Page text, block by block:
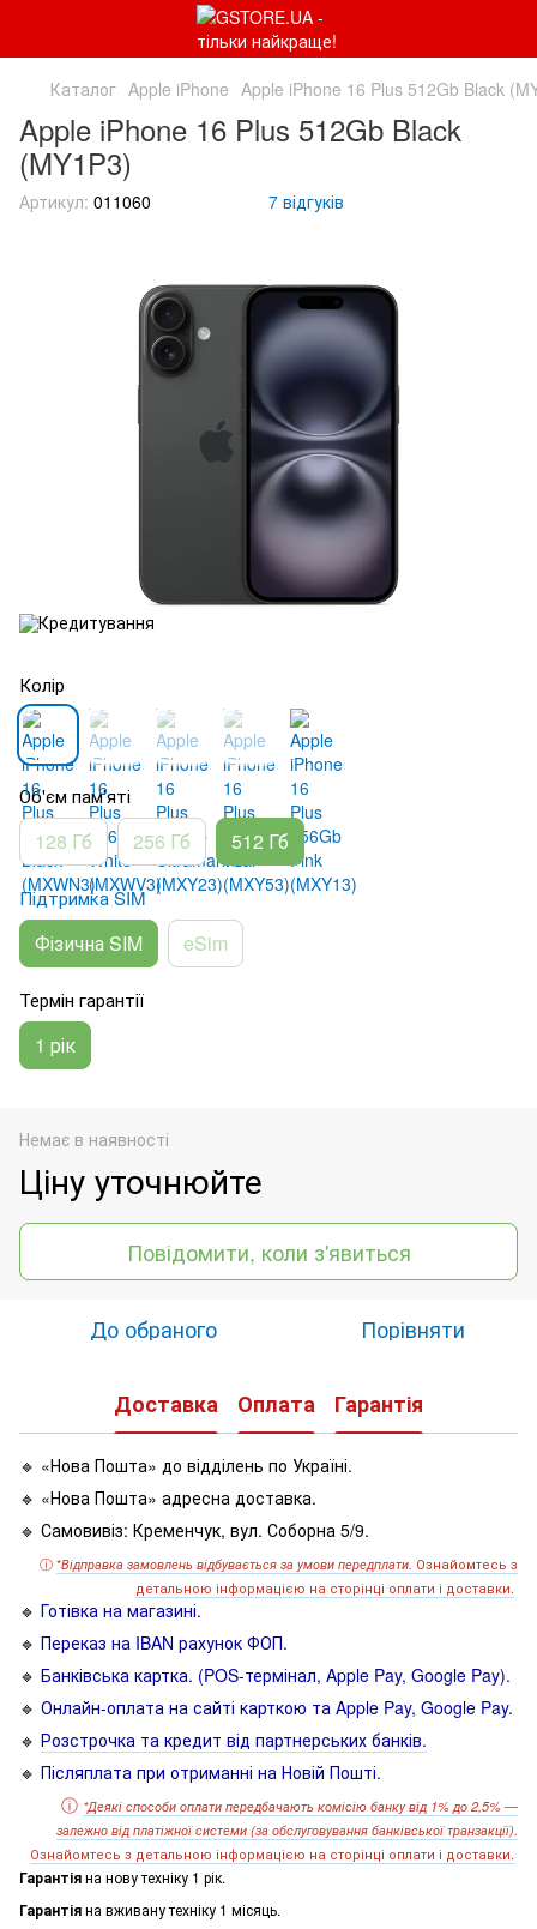
Каталог Apple iPhone Apple iPhone 16 Plus 512Gb Black
Apple iPhone 16 Plus 512Gb Black
(MY1P3)
Артикул: 011060 7 відгуків
Колір
Об'єм пам'яті
128 Гб 256 Гб 512 Гб
Підтримка SIM
Фізична SIM eSim
Термін гарантії
1 рік
Немає в наявності
Ціну уточнюйте
Повідомити, коли з'явиться
До обраного Порівняти
Доставка Оплата Гарантія
🔹 «Нова Пошта» до відділень по Україні.
🔹 «Нова Пошта» адресна доставка.
🔹 Самовивіз: Кременчук, вул. Соборна 5/9.
ⓘ*Відправка замовлень відбувається за умови передплати. Ознайомтесь з
детальною інформацією на сторінці оплати і доставки.
🔹 Готівка на магазині.
🔹 Переказ на IBAN рахунок ФОП.
🔹 Банківська картка. (POS-термінал, Apple Pay, Google Pay).
🔹 Онлайн-оплата на сайті карткою та Apple Pay, Google Pay.
🔹 Розстрочка та кредит від партнерських банків.
🔹 Післяплата при отриманні на Новій Пошті.
ⓘ *Деякі способи оплати передбачають комісію банку від 1% до 2,5% —
залежно від платіжної системи (за обслуговування банківської транзакції).
Ознайомтесь з детальною інформацією на сторінці оплати і доставки.
Гарантіяна нову техніку 1 рік.
Гарантіяна вживану техніку 1 місяць.